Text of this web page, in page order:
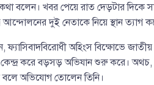
বলেন। খবর পেয়ে রাত দেড়টার দিকে
দুই নেতাকে নিয়ে স্থান ত্যাগ
অহিংস বিক্ষোভে জাতীয়
করে বড়সড় অভিযান শুরু করে। অথচ,
বলে অভিযোগ তোলেন তিনি।